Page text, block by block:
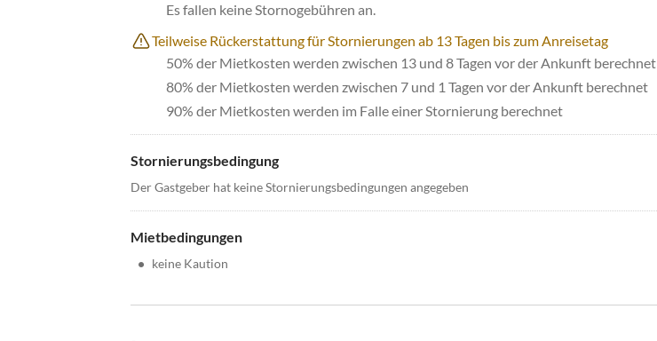
Es fallen keine Stornogebühren an.
Teilweise Rückerstattung für Stornierungen ab 13 Tagen bis zum Anreisetag
50% der Mietkosten werden zwischen 13 und 8 Tagen vor der Ankunft berechnet
80% der Mietkosten werden zwischen 7 und 1 Tagen vor der Ankunft berechnet
90% der Mietkosten werden im Falle einer Stornierung berechnet
Stornierungsbedingung
Der Gastgeber hat keine Stornierungsbedingungen angegeben
Mietbedingungen
• keine Kaution